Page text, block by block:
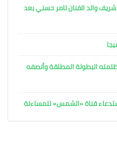
والد الفنان تامر حسني بعد
البطولة المطلقة وأنصفه
قناة «الشمس» للمساءلة